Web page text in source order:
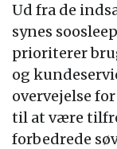
Ud fra de
synes
prioriterer
og
overvejelse
til at være
forbedrede